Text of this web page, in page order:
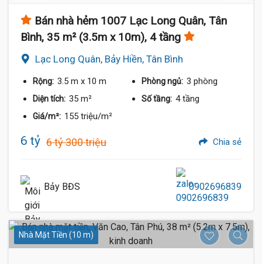
Bán nhà hẻm 1007 Lạc Long Quân, Tân
Bình, 35 m² (3.5m x 10m), 4 tầng
Lạc Long Quân, Bảy Hiền, Tân Bình
Rộng: 3.5 m x 10 m Phòng ngủ: 3 phòng
Diện tích: 35 m² Số tầng: 4 tầng
Giá/m²: 155 triệu/m²
6 tỷ 6 tỷ 300 triệu Chia sẻ
Bảy BĐS 0902696839
Nhà Mặt Tiền (10 m)